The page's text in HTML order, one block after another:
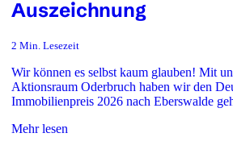
Auszeichnung
2 Min. Lesezeit
Wir können es selbst kaum glauben! Mit
Aktionsraum Oderbruch haben wir den
Immobilienpreis 2026 nach Eberswalde
Mehr lesen